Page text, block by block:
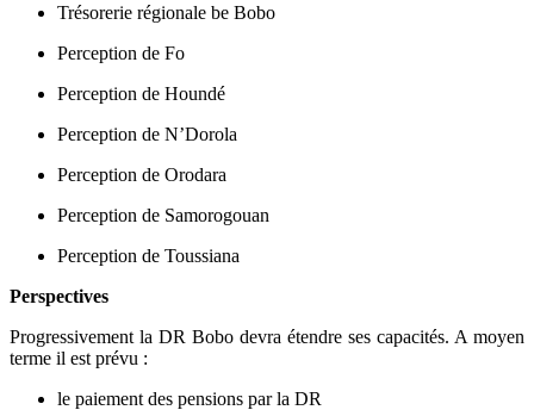
Trésorerie régionale be Bobo
Perception de Fo
Perception de Houndé
Perception de N’Dorola
Perception de Orodara
Perception de Samorogouan
Perception de Toussiana
Perspectives
Progressivement la DR Bobo devra étendre ses capacités. A moyen
terme il est prévu :
le paiement des pensions par la DR